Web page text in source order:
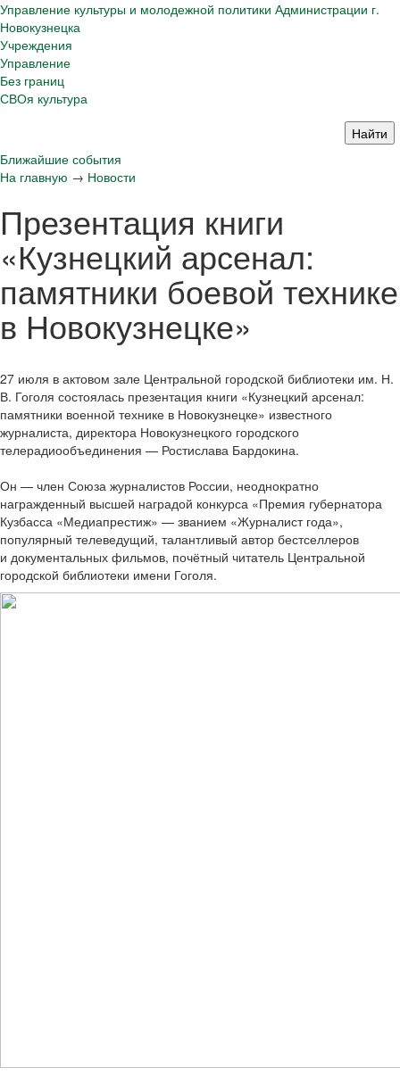
Управление культуры и молодежной политики Администрации г.
Новокузнецка
Учреждения
Управление
Без границ
СВОя культура
Ближайшие события
На главную → Новости
Презентация книги
«Кузнецкий арсенал:
памятники боевой технике
в Новокузнецке»
27 июля в актовом зале Центральной городской библиотеки им. Н.
В. Гоголя состоялась презентация книги «Кузнецкий арсенал:
памятники военной технике в Новокузнецке» известного
журналиста, директора Новокузнецкого городского
телерадиообъединения — Ростислава Бардокина.
Он — член Союза журналистов России, неоднократно
награжденный высшей наградой конкурса «Премия губернатора
Кузбасса «Медиапрестиж» — званием «Журналист года»,
популярный телеведущий, талантливый автор бестселлеров
и документальных фильмов, почётный читатель Центральной
городской библиотеки имени Гоголя.